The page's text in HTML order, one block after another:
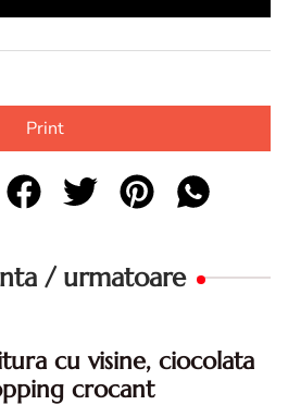
Print
/ urmatoare
cu visine, ciocolata
crocant